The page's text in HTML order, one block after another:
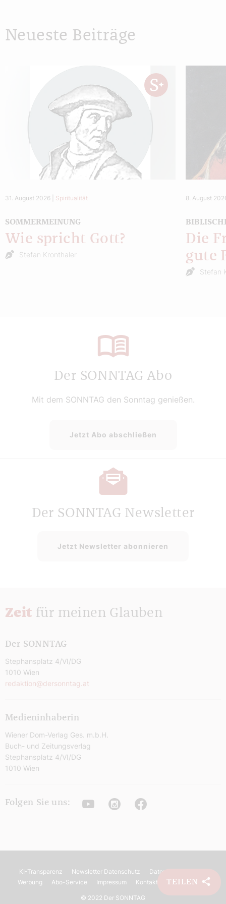
TEILEN
Neueste Beiträge
31. August 2026 Spiritualität
SOMMERMEINUNG
Wie spricht Gott?
Stefan Kronthaler
8. August
Die
gute
Stefan
Der SONNTAG Abo
Mit dem SONNTAG den Sonntag genießen.
Jetzt Abo abschließen
Der SONNTAG Newsletter
Jetzt Newsletter abonnieren
Zeit für meinen Glauben
Der SONNTAG
Stephansplatz 4/VI/DG
1010 Wien
redaktion@dersonntag.at
Medieninhaberin
Wiener Dom-Verlag Ges. m.b.H.
Buch- und Zeitungsverlag
Stephansplatz 4/VI/DG
1010 Wien
Folgen Sie uns: YoutubeInstagramFacebook
KI-Transparenz Newsletter Datenschutz Datenschutz
Werbung
Abo-Service Impressum Kontakt Barrierefreiheit
© 2022 Der SONNTAG